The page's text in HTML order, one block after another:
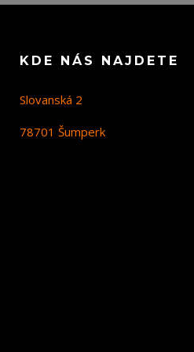
KDE NÁS NAJDETE
Slovanská 2
78701 Šumperk